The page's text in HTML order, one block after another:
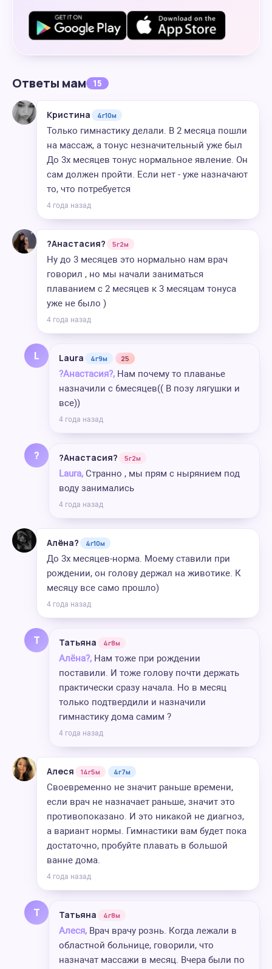
Ответы мам 15
Кристина 4г10м
Только гимнастику делали. В 2 месяца пошли
на массаж, а тонус незначительный уже был
До 3х месяцев тонус нормальное явление. Он
сам должен пройти. Если нет - уже назначают
то, что потребуется
4 года назад
?Анастасия? 5г2м
Ну до 3 месяцев это нормально нам врач
говорил , но мы начали заниматься
плаванием с 2 месяцев к 3 месяцам тонуса
уже не было )
4 года назад
L Laura 4г9м 25
?Анастасия?, Нам почему то плаванье
назначили с 6месяцев(( В позу лягушки и
все))
4 года назад
? ?Анастасия? 5г2м
Laura, Странно , мы прям с нырянием под
воду занимались
4 года назад
Алёна? 4г10м
До 3х месяцев-норма. Моему ставили при
рождении, он голову держал на животике. К
месяцу все само прошло)
4 года назад
Т Татьяна 4г8м
Алёна?, Нам тоже при рождении
поставили. И тоже голову почти держать
практически сразу начала. Но в месяц
только подтвердили и назначили
гимнастику дома самим ?
4 года назад
Алеся 14г5м 4г7м
Своевременно не значит раньше времени,
если врач не назначает раньше, значит это
противопоказано. И это никакой не диагноз,
а вариант нормы. Гимнастики вам будет пока
достаточно, пробуйте плавать в большой
ванне дома.
4 года назад
Т Татьяна 4г8м
Алеся, Врач врачу рознь. Когда лежали в
областной больнице, говорили, что
назначат массажи в месяц. Вчера были по